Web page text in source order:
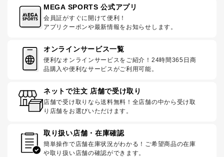
MEGA SPORTS 公式アプリ
会員証がすぐに開けて便利！
アプリクーポンや最新情報をお知らせします。
オンラインサービス一覧
便利なオンラインサービスをご紹介！24時間365日商
品購入や便利なサービスがご利用可能。
ネットで注文 店舗で受け取り
店舗で受け取りなら送料無料！全店舗の中から受け取
り店舗をお選びいただけます。
取り扱い店舗・在庫確認
簡単操作で店舗在庫状況がわかる！ご希望商品の在庫
や取り扱い店舗の確認ができます。